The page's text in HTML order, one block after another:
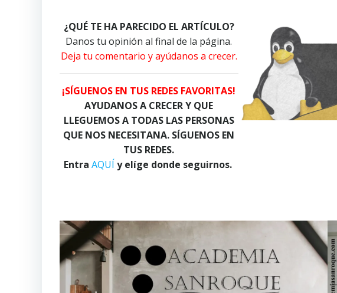
¿QUÉ TE HA PARECIDO EL ARTÍCULO?
Danos tu opinión al final de la página.
Deja tu comentario y ayúdanos a crecer.
¡SÍGUENOS EN TUS REDES FAVORITAS!
AYUDANOS A CRECER Y QUE
LLEGUEMOS A TODAS LAS PERSONAS
QUE NOS NECESITANA. SÍGUENOS EN
TUS REDES.
Entra AQUÍ y elíge donde seguirnos.